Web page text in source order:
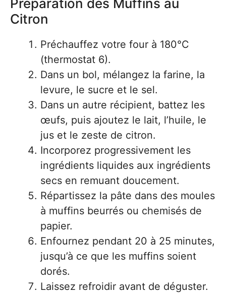
Préparation des Muffins au
Citron
Préchauffez votre four à 180°C
(thermostat 6).
Dans un bol, mélangez la farine, la
levure, le sucre et le sel.
Dans un autre récipient, battez les
œufs, puis ajoutez le lait, l’huile, le
jus et le zeste de citron.
Incorporez progressivement les
ingrédients liquides aux ingrédients
secs en remuant doucement.
Répartissez la pâte dans des moules
à muffins beurrés ou chemisés de
papier.
Enfournez pendant 20 à 25 minutes,
jusqu’à ce que les muffins soient
dorés.
Laissez refroidir avant de déguster.